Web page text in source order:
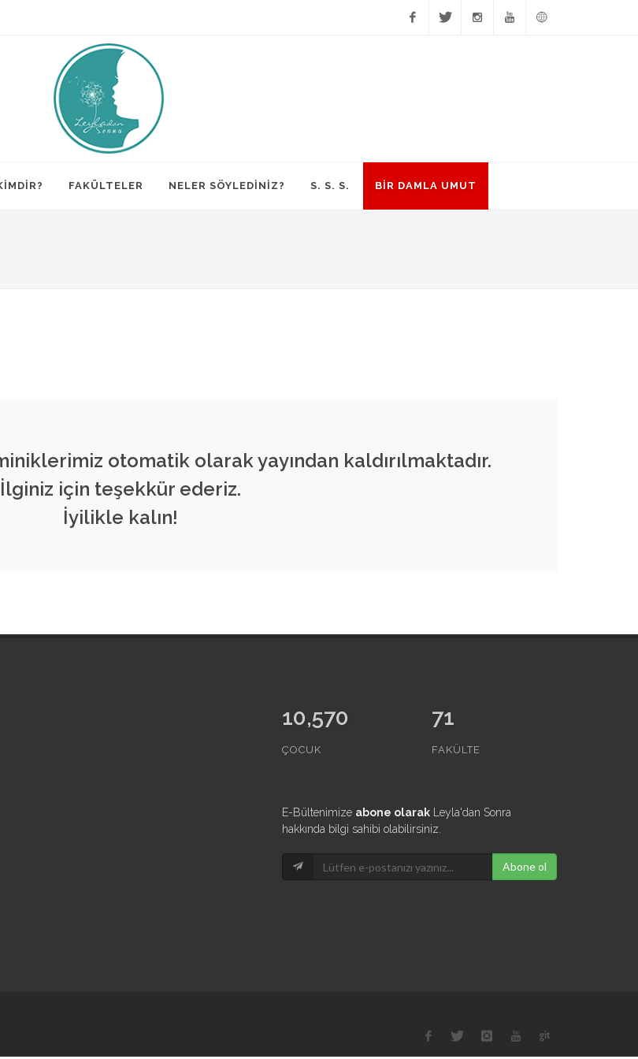
FAKÜLTELER NELER SÖYLEDİNİZ? S. S. S. BİR DAMLA UMUT
otomatik olarak yayından kaldırılmaktadır.
İlginiz için teşekkür ederiz.
İyilikle kalın!
10,570
ÇOCUK
71
FAKÜLTE
E-Bültenimize abone olarak Leyla'dan Sonra
hakkında bilgi sahibi olabilirsiniz.
Abone ol